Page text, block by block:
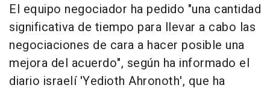
El equipo negociador ha pedido "una cantidad
significativa de tiempo para llevar a cabo las
negociaciones de cara a hacer posible una
mejora del acuerdo", según ha informado el
diario israelí 'Yedioth Ahronoth', que ha